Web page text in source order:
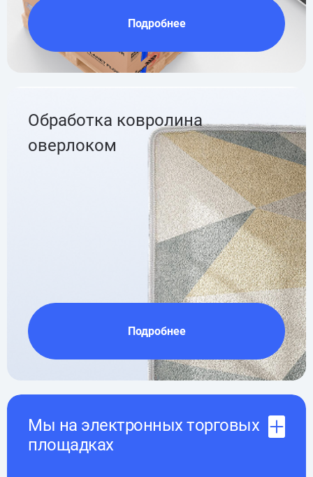
Подробнее
Обработка ковролина
оверлоком
Подробнее
Мы на электронных торговых
площадках